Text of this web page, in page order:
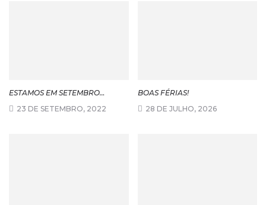
ESTAMOS EM SETEMBRO…
23 DE SETEMBRO, 2022
BOAS FÉRIAS!
28 DE JULHO, 2026